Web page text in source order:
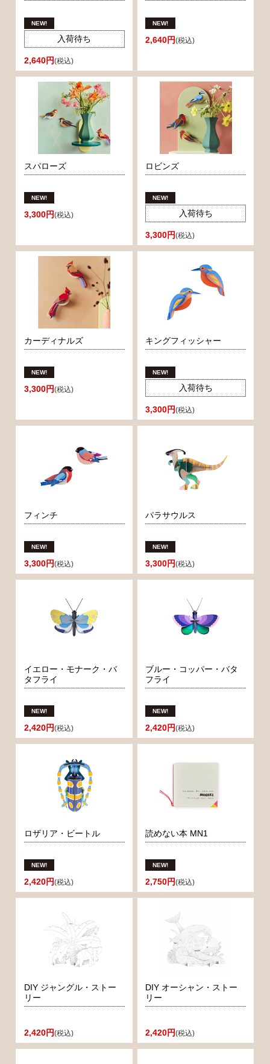
入荷待ち
2,640円(税込)
2,640円(税込)
スパローズ
3,300円(税込)
ロビンズ
入荷待ち
3,300円(税込)
カーディナルズ
3,300円(税込)
キングフィッシャー
入荷待ち
3,300円(税込)
フィンチ
3,300円(税込)
パラサウルス
3,300円(税込)
イエロー・モナーク・バ
タフライ
2,420円(税込)
ブルー・コッパー・バタ
フライ
2,420円(税込)
ロザリア・ビートル
2,420円(税込)
読めない本 MN1
2,750円(税込)
DIY ジャングル・ストー
リー
2,420円(税込)
DIY オーシャン・ストー
リー
2,420円(税込)